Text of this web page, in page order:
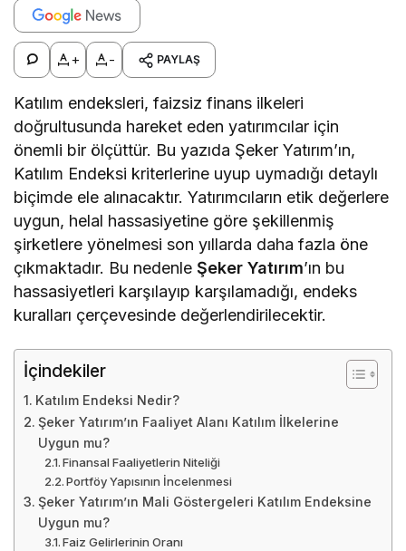
+ - PAYLAŞ
Katılım endeksleri, faizsiz finans ilkeleri
doğrultusunda hareket eden yatırımcılar için
önemli bir ölçüttür. Bu yazıda Şeker Yatırım’ın,
Katılım Endeksi kriterlerine uyup uymadığı detaylı
biçimde ele alınacaktır. Yatırımcıların etik değerlere
uygun, helal hassasiyetine göre şekillenmiş
şirketlere yönelmesi son yıllarda daha fazla öne
çıkmaktadır. Bu nedenle Şeker Yatırım’ın bu
hassasiyetleri karşılayıp karşılamadığı, endeks
kuralları çerçevesinde değerlendirilecektir.
İçindekiler
Katılım Endeksi Nedir?
Şeker Yatırım’ın Faaliyet Alanı Katılım İlkelerine
Uygun mu?
Finansal Faaliyetlerin Niteliği
Portföy Yapısının İncelenmesi
Şeker Yatırım’ın Mali Göstergeleri Katılım Endeksine
Uygun mu?
Faiz Gelirlerinin Oranı